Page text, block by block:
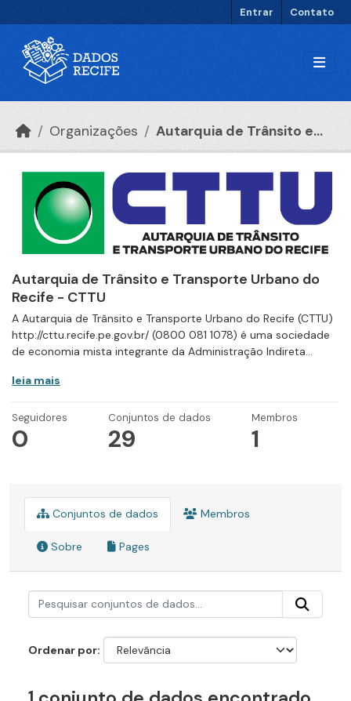
Entrar Contato
Organizações Autarquia de Trânsito e...
Autarquia de Trânsito e Transporte Urbano do
Recife - CTTU
A Autarquia de Trânsito e Transporte Urbano do Recife (CTTU)
http://cttu.recife.pe.gov.br/ (0800 081 1078) é uma sociedade
de economia mista integrante da Administração Indireta...
leia mais
Seguidores
0
Conjuntos de dados
29
Membros
1
Conjuntos de dados Membros
Sobre Pages
Ordenar por